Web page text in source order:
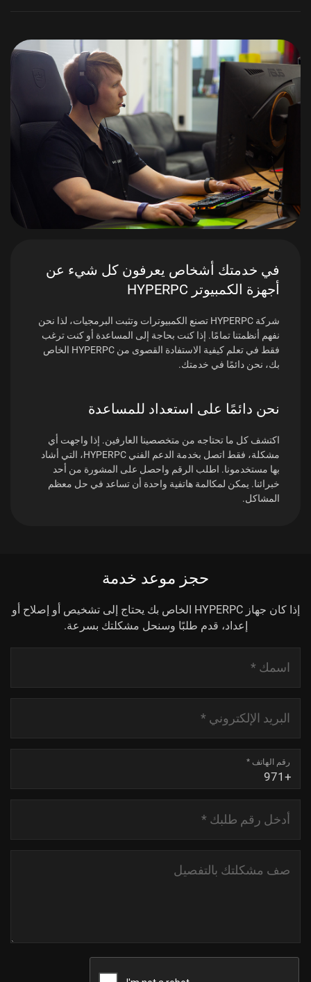
في خدمتك أشخاص يعرفون كل شيء عن
أجهزة الكمبيوتر HYPERPC
شركة HYPERPC تصنع الكمبيوترات وتثبت البرمجيات، لذا نحن
نفهم أنظمتنا تمامًا. إذا كنت بحاجة إلى المساعدة أو كنت ترغب
فقط في تعلم كيفية الاستفادة القصوى من HYPERPC الخاص
بك، نحن دائمًا في خدمتك.
نحن دائمًا على استعداد للمساعدة
اكتشف كل ما تحتاجه من متخصصينا العارفين. إذا واجهت أي
مشكلة، فقط اتصل بخدمة الدعم الفني HYPERPC، التي أشاد
بها مستخدمونا. اطلب الرقم واحصل على المشورة من أحد
خبرائنا. يمكن لمكالمة هاتفية واحدة أن تساعد في حل معظم
المشاكل.
حجز موعد خدمة
إذا كان جهاز HYPERPC الخاص بك يحتاج إلى تشخيص أو إصلاح أو
إعداد، قدم طلبًا وسنحل مشكلتك بسرعة.
اسمك *
البريد الإلكتروني *
رقم الهاتف *
أدخل رقم طلبك *
صف مشكلتك بالتفصيل